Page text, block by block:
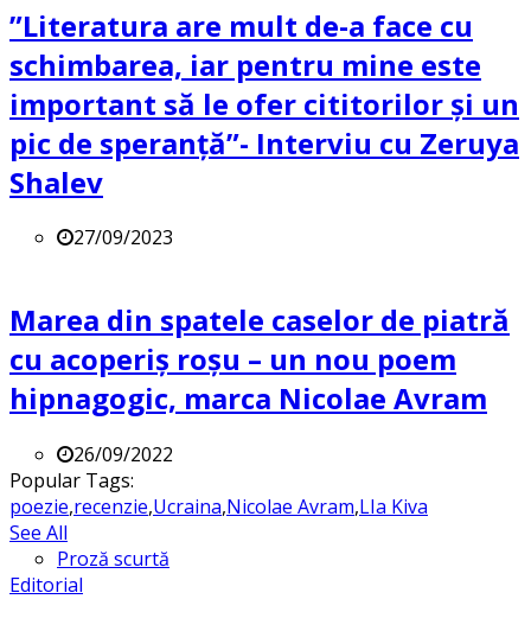
”Literatura are mult de-a face cu
schimbarea, iar pentru mine este
important să le ofer cititorilor și un
pic de speranță”- Interviu cu Zeruya
Shalev
27/09/2023
Marea din spatele caselor de piatră
cu acoperiș roșu – un nou poem
hipnagogic, marca Nicolae Avram
26/09/2022
Popular Tags:
poezie,recenzie,Ucraina,Nicolae Avram,LIa Kiva
See All
Proză scurtă
Editorial